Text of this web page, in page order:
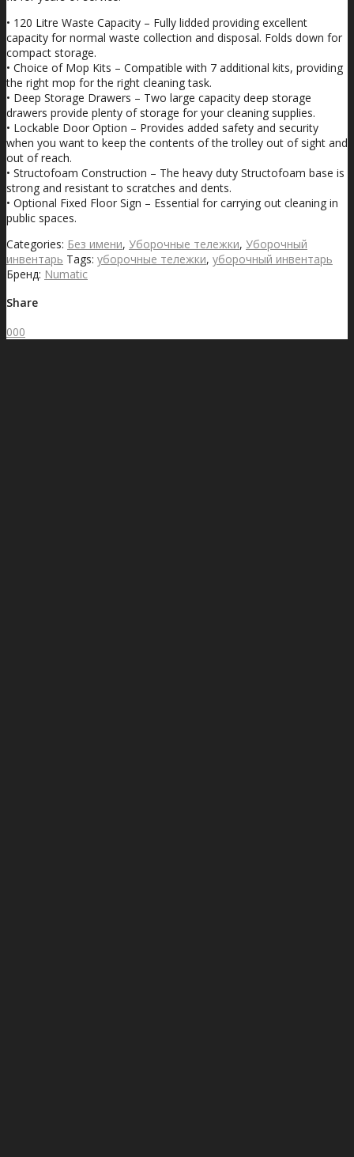
• 120 Litre Waste Capacity – Fully lidded providing excellent
capacity for normal waste collection and disposal. Folds down for
compact storage.
• Choice of Mop Kits – Compatible with 7 additional kits, providing
the right mop for the right cleaning task.
• Deep Storage Drawers – Two large capacity deep storage
drawers provide plenty of storage for your cleaning supplies.
• Lockable Door Option – Provides added safety and security
when you want to keep the contents of the trolley out of sight and
out of reach.
• Structofoam Construction – The heavy duty Structofoam base is
strong and resistant to scratches and dents.
• Optional Fixed Floor Sign – Essential for carrying out cleaning in
public spaces.
Categories: Без имени, Уборочные тележки, Уборочный
инвентарь Tags: уборочные тележки, уборочный инвентарь
Бренд: Numatic
Share
000